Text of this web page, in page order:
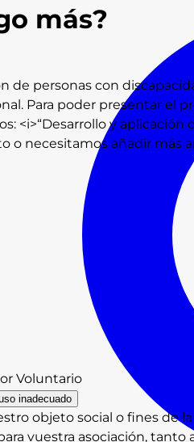
más?
de personas con
Para poder presentar el
<i>“Desarrollo y
o necesitamos añadir más
Voluntario
inadecuado
objeto social o fines de
vuestra asociación,